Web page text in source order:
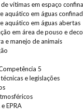
vítimas em espaço
aquático em águas
aquático em águas abertas
em área de pouso e
e manejo de animais
5
e legislações
e EPRA